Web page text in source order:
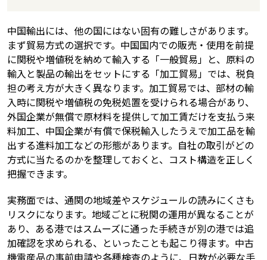
中国輸出には、他の国にはない固有の難しさがあります。
まず貿易方式の選択です。中国国内での販売・使用を前提
に関税や増値税を納めて輸入する「一般貿易」と、原料の
輸入と製品の輸出をセットにする「加工貿易」では、税負
担の考え方が大きく異なります。加工貿易では、部材の輸
入時に関税や増値税の免税処置を受けられる場合があり、
外国企業が無償で原材料を提供して加工賃だけを支払う来
料加工、中国企業が有償で保税輸入したうえで加工品を輸
出する進料加工などの形態があります。自社の取引がどの
方式に当たるのかを整理しておくと、コスト構造を正しく
把握できます。
実務面では、通関の地域差やスケジュールの読みにくさも
リスクになります。地域ごとに税関の運用が異なることが
あり、ある港ではスムーズに通った手続きが別の港では追
加確認を求められる、といったことも起こり得ます。中古